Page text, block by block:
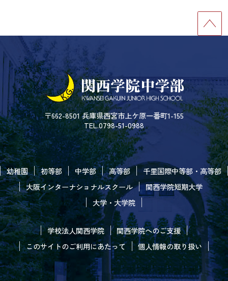
〒662-8501 兵庫県西宮市上ケ原一番町1-155
TEL.0798-51-0988
幼稚園 初等部 中学部 高等部
千里国際中等部・高等部
大阪インターナショナルスクール
関西学院短期大学
大学・大学院
学校法人関西学院
関西学院へのご支援
このサイトのご利用にあたって
個人情報の取り扱い